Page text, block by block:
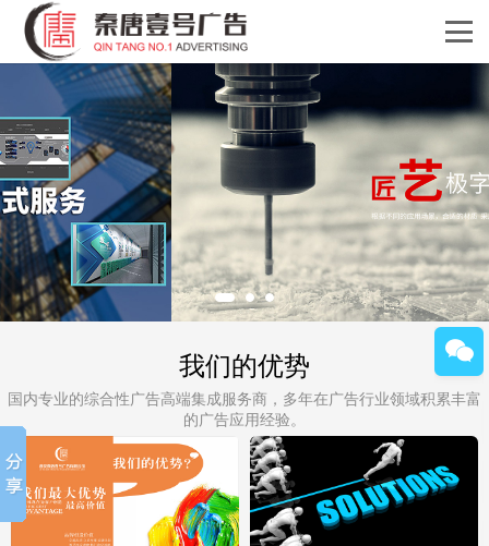
我们的优势
国内专业的综合性广告高端集成服务商，多年在广告行业领域积累丰富
的广告应用经验。